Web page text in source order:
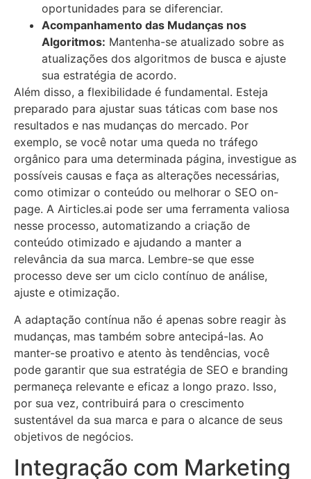
oportunidades para se diferenciar.
Acompanhamento das Mudanças nos
Algoritmos: Mantenha-se atualizado sobre as
atualizações dos algoritmos de busca e ajuste
sua estratégia de acordo.
Além disso, a flexibilidade é fundamental. Esteja
preparado para ajustar suas táticas com base nos
resultados e nas mudanças do mercado. Por
exemplo, se você notar uma queda no tráfego
orgânico para uma determinada página, investigue as
possíveis causas e faça as alterações necessárias,
como otimizar o conteúdo ou melhorar o SEO on-
page. A Airticles.ai pode ser uma ferramenta valiosa
nesse processo, automatizando a criação de
conteúdo otimizado e ajudando a manter a
relevância da sua marca. Lembre-se que esse
processo deve ser um ciclo contínuo de análise,
ajuste e otimização.
A adaptação contínua não é apenas sobre reagir às
mudanças, mas também sobre antecipá-las. Ao
manter-se proativo e atento às tendências, você
pode garantir que sua estratégia de SEO e branding
permaneça relevante e eficaz a longo prazo. Isso,
por sua vez, contribuirá para o crescimento
sustentável da sua marca e para o alcance de seus
objetivos de negócios.
Integração com Marketing